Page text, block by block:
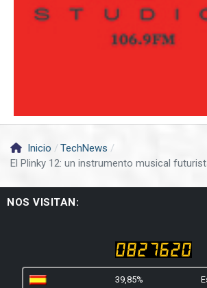
Inicio
TechNews
El Plinky 12: un instrumento musical
NOS VISITAN:
39,85%